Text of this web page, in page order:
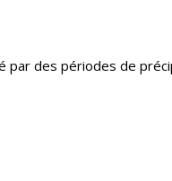
par des périodes de